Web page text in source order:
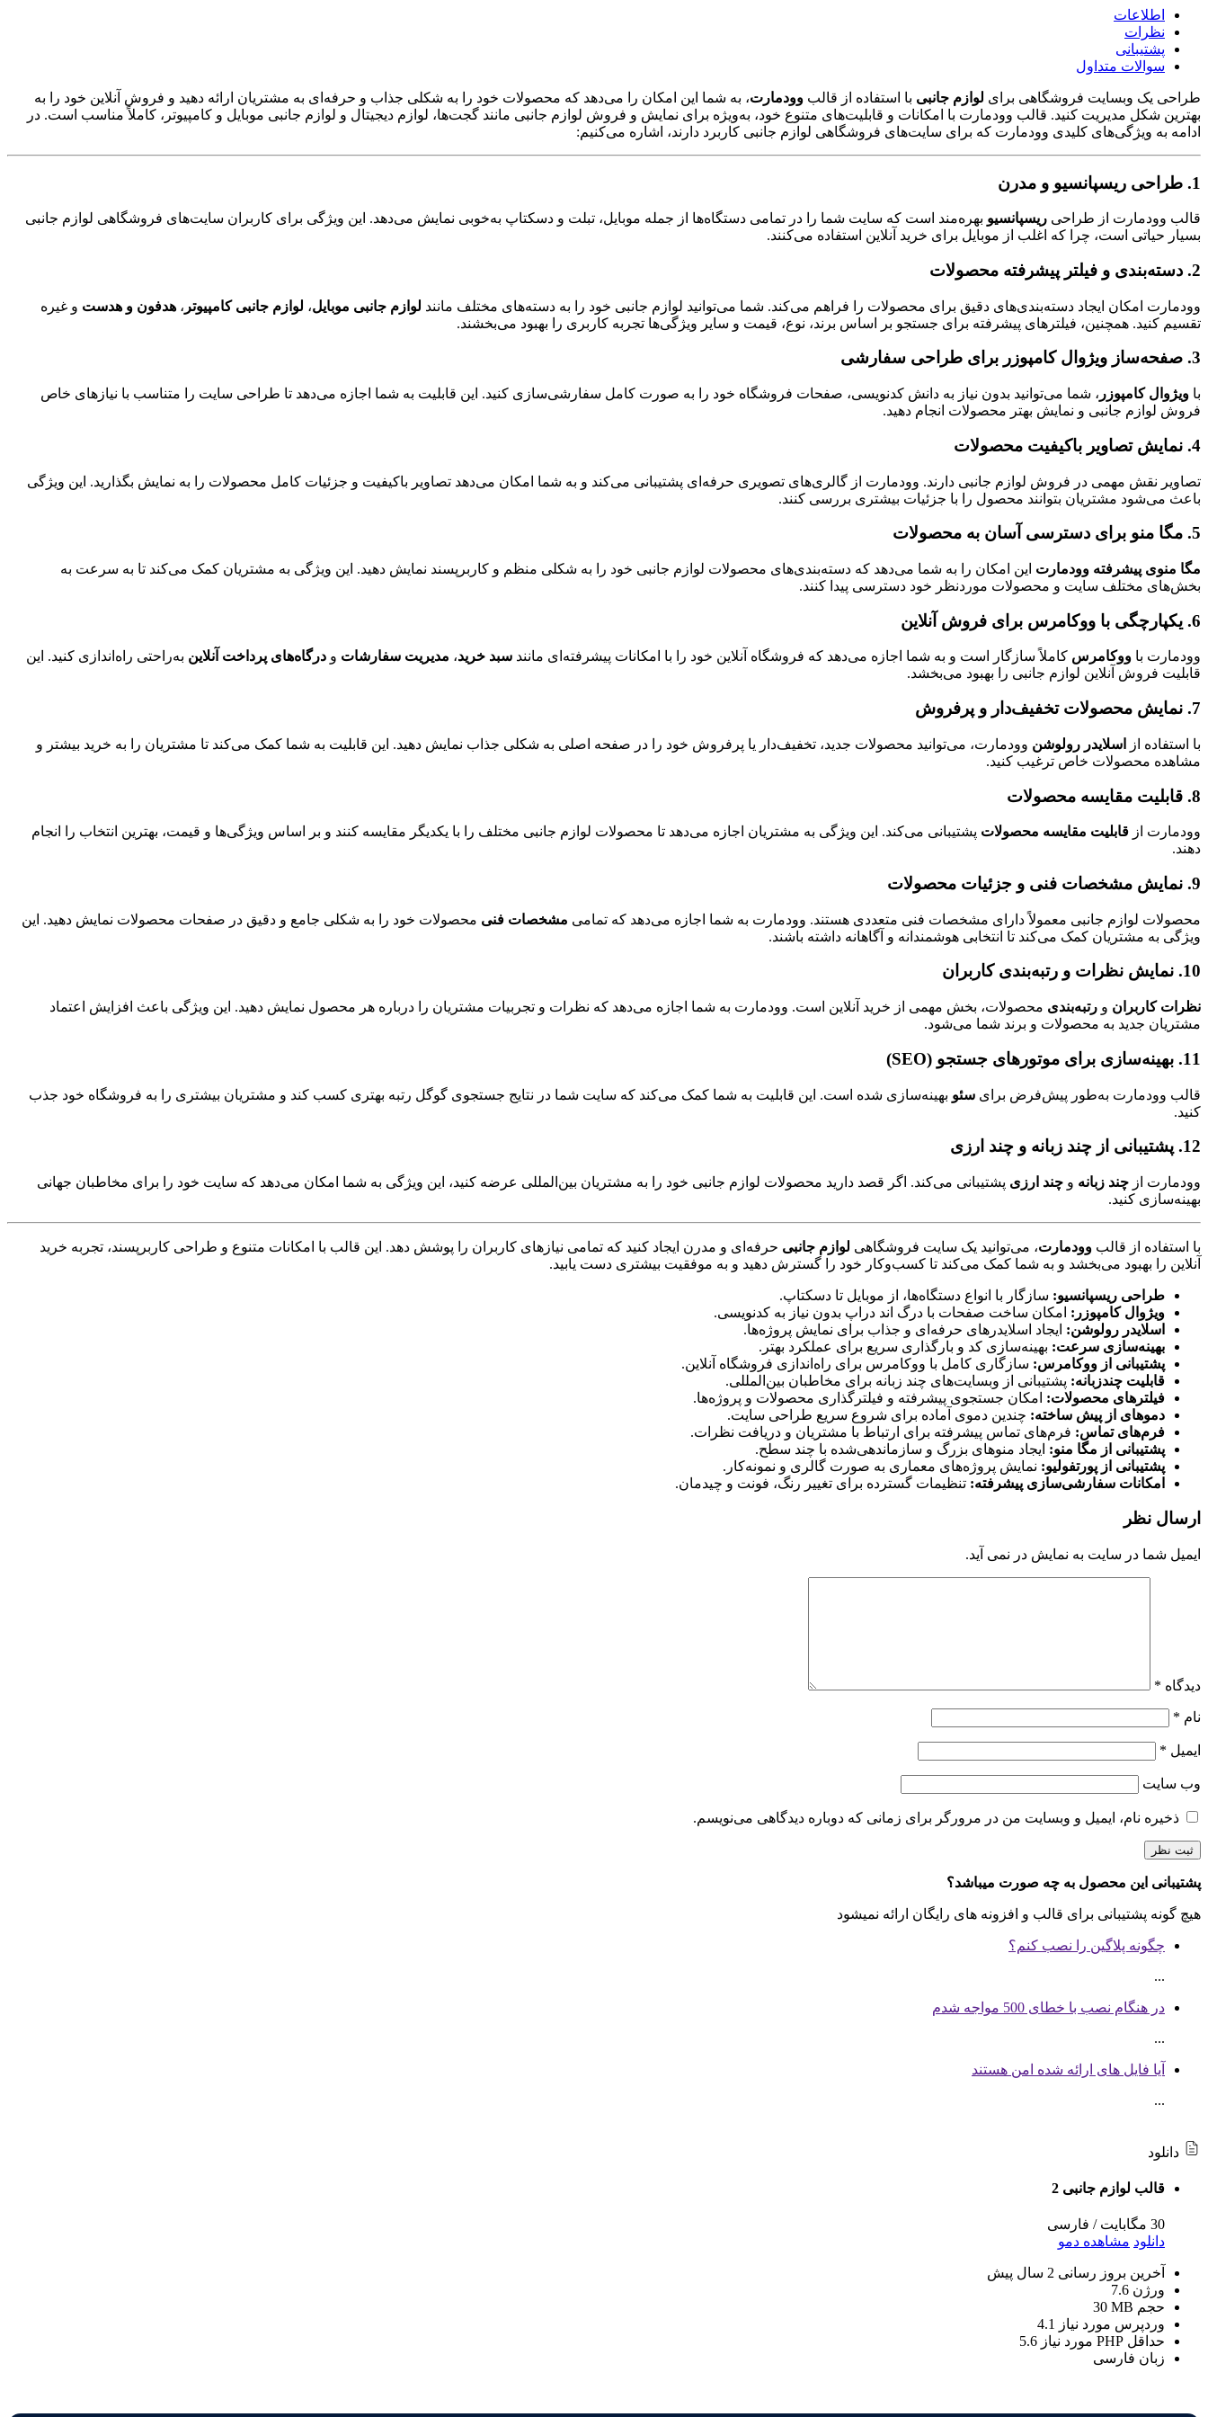
جهت خرید هاست
ارسال تیکت
ارسال تیکت
سرور مجازی فنلاند
یک سرور پرسرعت با امکانات فوق العاده
پینگ تایم مناسب و سرعت خیره کننده
سرور مجازی آمریکا
ارائه سرویس در ۳ دیتاسنتر متفاوت
سرور مجازی انگلیس
سرور مجازی لهستان
مناسب راه اندازی هرگونه سرویس اینترنتی
سرور مجازی هند
مورد علاقه فعالان بازارهای مالی و تریدرها
سرور مجازی سنگاپور
جهت خریدسرور مجازی مناسببه مشاوره نیاز دارید؟
سرور اختصاصی کانادا
مناسب میزبانی سایت‌ در خارج ایران
اجاره سرور به شرط تملیک
با پرداخت 12 قسط بدون سود مالک سرور شوید
جهت خریدسرور اختصاصی مناسببه مشاوره نیاز دارید؟
جهت خرید کلاس مجازی مناسب
ارسال تیکت
خرید انواع گواهی امنیتی با تحویل آنی
به مشاوره نیاز دارید؟
ارسال تیکت چت آنلاین 021-78372
اطلاعات
نظرات
پشتیبانی
سوالات متداول
طراحی یک وبسایت فروشگاهی برای لوازم جانبی با استفاده از قالب وودمارت، به شما این امکان را می‌دهد که محصولات خود را به شکلی جذاب و حرفه‌ای به مشتریان ارائه دهید و فروش آنلاین خود را به
بهترین شکل مدیریت کنید. قالب وودمارت با امکانات و قابلیت‌های متنوع خود، به‌ویژه برای نمایش و فروش لوازم جانبی مانند گجت‌ها، لوازم دیجیتال و لوازم جانبی موبایل و کامپیوتر، کاملاً مناسب است. در
ادامه به ویژگی‌های کلیدی وودمارت که برای سایت‌های فروشگاهی لوازم جانبی کاربرد دارند، اشاره می‌کنیم:
1. طراحی ریسپانسیو و مدرن
قالب وودمارت از طراحی ریسپانسیو بهره‌مند است که سایت شما را در تمامی دستگاه‌ها از جمله موبایل، تبلت و دسکتاپ به‌خوبی نمایش می‌دهد. این ویژگی برای کاربران سایت‌های فروشگاهی لوازم جانبی
بسیار حیاتی است، چرا که اغلب از موبایل برای خرید آنلاین استفاده می‌کنند.
2. دسته‌بندی و فیلتر پیشرفته محصولات
وودمارت امکان ایجاد دسته‌بندی‌های دقیق برای محصولات را فراهم می‌کند. شما می‌توانید لوازم جانبی خود را به دسته‌های مختلف مانند لوازم جانبی موبایل، لوازم جانبی کامپیوتر ، هدفون و هدست و غیره
تقسیم کنید. همچنین، فیلترهای پیشرفته برای جستجو بر اساس برند، نوع، قیمت و سایر ویژگی‌ها تجربه کاربری را بهبود می‌بخشند.
3. صفحه‌ساز ویژوال کامپوزر برای طراحی سفارشی
با ویژوال کامپوزر ، شما می‌توانید بدون نیاز به دانش کدنویسی، صفحات فروشگاه خود را به صورت کامل سفارشی‌سازی کنید. این قابلیت به شما اجازه می‌دهد تا طراحی سایت را متناسب با نیازهای خاص
فروش لوازم جانبی و نمایش بهتر محصولات انجام دهید.
4. نمایش تصاویر باکیفیت محصولات
تصاویر نقش مهمی در فروش لوازم جانبی دارند. وودمارت از گالری‌های تصویری حرفه‌ای پشتیبانی می‌کند و به شما امکان می‌دهد تصاویر باکیفیت و جزئیات کامل محصولات را به نمایش بگذارید. این ویژگی
باعث می‌شود مشتریان بتوانند محصول را با جزئیات بیشتری بررسی کنند.
5. مگا منو برای دسترسی آسان به محصولات
مگا منوی پیشرفته وودمارت این امکان را به شما می‌دهد که دسته‌بندی‌های محصولات لوازم جانبی خود را به شکلی منظم و کاربرپسند نمایش دهید. این ویژگی به مشتریان کمک می‌کند تا به سرعت به
بخش‌های مختلف سایت و محصولات موردنظر خود دسترسی پیدا کنند.
6. یکپارچگی با ووکامرس برای فروش آنلاین
وودمارت با ووکامرس کاملاً سازگار است و به شما اجازه می‌دهد که فروشگاه آنلاین خود را با امکانات پیشرفته‌ای مانند سبد خرید، مدیریت سفارشات و درگاه‌های پرداخت آنلاین به‌راحتی راه‌اندازی کنید. این
قابلیت فروش آنلاین لوازم جانبی را بهبود می‌بخشد.
7. نمایش محصولات تخفیف‌دار و پرفروش
با استفاده از اسلایدر رولوشن وودمارت، می‌توانید محصولات جدید، تخفیف‌دار یا پرفروش خود را در صفحه اصلی به شکلی جذاب نمایش دهید. این قابلیت به شما کمک می‌کند تا مشتریان را به خرید بیشتر و
مشاهده محصولات خاص ترغیب کنید.
8. قابلیت مقایسه محصولات
وودمارت از قابلیت مقایسه محصولات پشتیبانی می‌کند. این ویژگی به مشتریان اجازه می‌دهد تا محصولات لوازم جانبی مختلف را با یکدیگر مقایسه کنند و بر اساس ویژگی‌ها و قیمت، بهترین انتخاب را انجام
دهند.
9. نمایش مشخصات فنی و جزئیات محصولات
محصولات لوازم جانبی معمولاً دارای مشخصات فنی متعددی هستند. وودمارت به شما اجازه می‌دهد که تمامی مشخصات فنی محصولات خود را به شکلی جامع و دقیق در صفحات محصولات نمایش دهید. این
ویژگی به مشتریان کمک می‌کند تا انتخابی هوشمندانه و آگاهانه داشته باشند.
10. نمایش نظرات و رتبه‌بندی کاربران
نظرات کاربران و رتبه‌بندی محصولات، بخش مهمی از خرید آنلاین است. وودمارت به شما اجازه می‌دهد که نظرات و تجربیات مشتریان را درباره هر محصول نمایش دهید. این ویژگی باعث افزایش اعتماد
مشتریان جدید به محصولات و برند شما می‌شود.
11. بهینه‌سازی برای موتورهای جستجو (SEO)
قالب وودمارت به‌طور پیش‌فرض برای سئو بهینه‌سازی شده است. این قابلیت به شما کمک می‌کند که سایت شما در نتایج جستجوی گوگل رتبه بهتری کسب کند و مشتریان بیشتری را به فروشگاه خود جذب
کنید.
12. پشتیبانی از چند زبانه و چند ارزی
وودمارت از چند زبانه و چند ارزی پشتیبانی می‌کند. اگر قصد دارید محصولات لوازم جانبی خود را به مشتریان بین‌المللی عرضه کنید، این ویژگی به شما امکان می‌دهد که سایت خود را برای مخاطبان جهانی
بهینه‌سازی کنید.
با استفاده از قالب وودمارت، می‌توانید یک سایت فروشگاهی لوازم جانبی حرفه‌ای و مدرن ایجاد کنید که تمامی نیازهای کاربران را پوشش دهد. این قالب با امکانات متنوع و طراحی کاربرپسند، تجربه خرید
آنلاین را بهبود می‌بخشد و به شما کمک می‌کند تا کسب‌وکار خود را گسترش دهید و به موفقیت بیشتری دست یابید.
طراحی ریسپانسیو: سازگار با انواع دستگاه‌ها، از موبایل تا دسکتاپ.
ویژوال کامپوزر: امکان ساخت صفحات با درگ‌ اند دراپ بدون نیاز به کدنویسی.
اسلایدر رولوشن: ایجاد اسلایدرهای حرفه‌ای و جذاب برای نمایش پروژه‌ها.
بهینه‌سازی سرعت: بهینه‌سازی کد و بارگذاری سریع برای عملکرد بهتر.
پشتیبانی از ووکامرس: سازگاری کامل با ووکامرس برای راه‌اندازی فروشگاه آنلاین.
قابلیت چندزبانه: پشتیبانی از وبسایت‌های چند زبانه برای مخاطبان بین‌المللی.
فیلترهای محصولات: امکان جستجوی پیشرفته و فیلترگذاری محصولات و پروژه‌ها.
دموهای از پیش ساخته: چندین دموی آماده برای شروع سریع طراحی سایت.
فرم‌های تماس: فرم‌های تماس پیشرفته برای ارتباط با مشتریان و دریافت نظرات.
پشتیبانی از مگا منو: ایجاد منوهای بزرگ و سازماندهی‌شده با چند سطح.
پشتیبانی از پورتفولیو: نمایش پروژه‌های معماری به صورت گالری و نمونه‌کار.
امکانات سفارشی‌سازی پیشرفته: تنظیمات گسترده برای تغییر رنگ، فونت و چیدمان.
ارسال نظر
ایمیل شما در سایت به نمایش در نمی آید.
دیدگاه *
نام *
ایمیل *
وب‌ سایت
ذخیره نام، ایمیل و وبسایت من در مرورگر برای زمانی که دوباره دیدگاهی می‌نویسم.
پشتیبانی این محصول به چه صورت میباشد؟
هیچ گونه پشتیبانی برای قالب و افزونه های رایگان ارائه نمیشود
چگونه پلاگین را نصب کنم؟
...
در هنگام نصب با خطای 500 مواجه شدم
...
آیا فایل های ارائه شده امن هستند
...
دانلود
قالب لوازم جانبی 2
30 مگابایت / فارسی
دانلود مشاهده دمو
آخرین بروز رسانی 2 سال پیش
ورژن 7.6
حجم 30 MB
وردپرس مورد نیاز
4.1
حداقل PHP مورد نیاز
5.6
زبان فارسی